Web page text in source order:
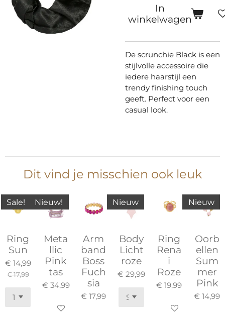
In
winkelwagen
De scrunchie Black is een
stijlvolle accessoire die
iedere haarstijl een
trendy finishing touch
geeft. Perfect voor een
casual look.
Dit vind je misschien ook leuk
Sale!
Ring
Sun
€ 14,99
€ 17,99
Nieuw!
Meta
llic
Pink
tas
€ 34,99
In winkelwagen
Arm
band
Boss
Fuch
sia
€ 17,99
Nieuw
Body
Licht
roze
€ 29,99
Ring
Rena
i
Roze
€ 19,99
In winkelwagen
Nieuw
Oorb
ellen
Sum
mer
Pink
€ 14,99